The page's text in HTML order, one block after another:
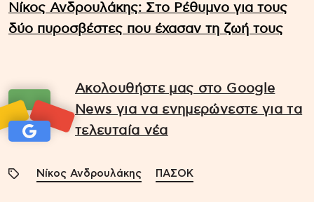
Νίκος Ανδρουλάκης: Στο Ρέθυμνο για τους
δύο πυροσβέστες που έχασαν τη ζωή τους
Ακολουθήστε μας στο Google
News για να ενημερώνεστε για τα
τελευταία νέα
Νίκος Ανδρουλάκης ΠΑΣΟΚ